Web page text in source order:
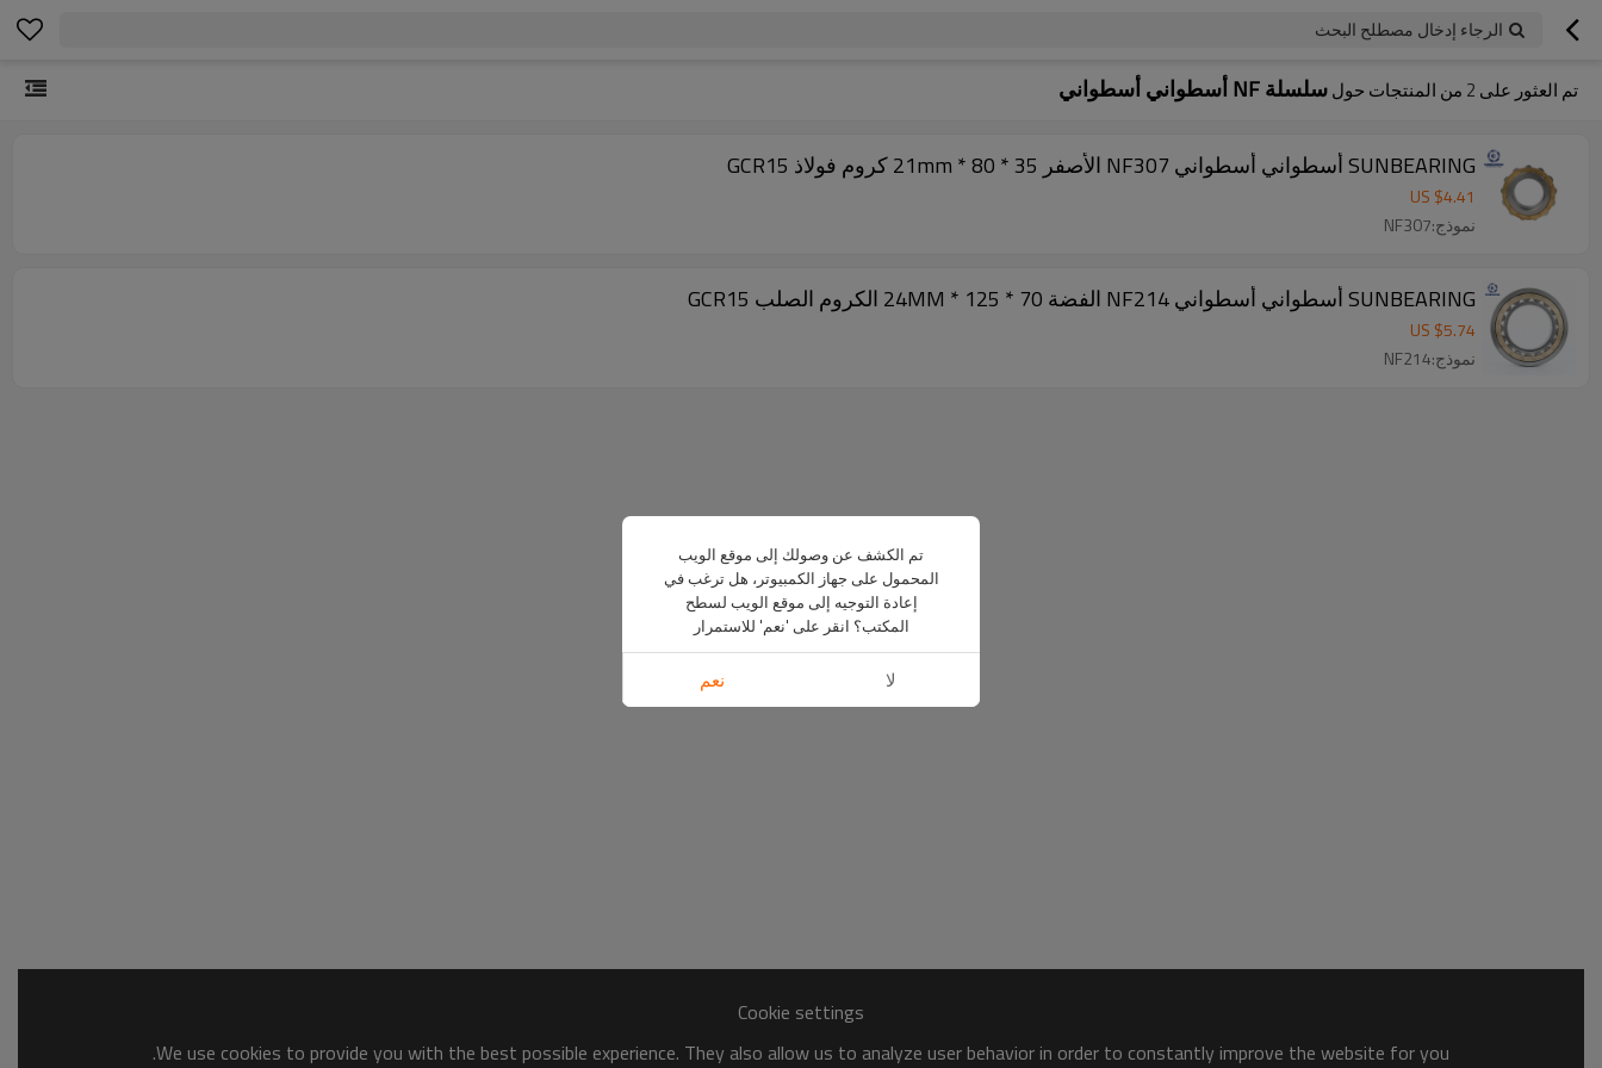
الرجاء إدخال مصطلح البحث
تم العثور على 2 من المنتجات حولسلسلة NF أسطواني أسطواني
SUNBEARING أسطواني أسطواني NF307 الأصفر 35 * 80 * 21mm كروم فولاذ GCR15
US $4.41
نموذج:NF307
SUNBEARING أسطواني أسطواني NF214 الفضة 70 * 125 * 24MM الكروم الصلب GCR15
US $5.74
نموذج:NF214
Cookie settings
We use cookies to provide you with the best possible experience. They also allow us to analyze user behavior in order to constantly improve the website for you.
تم الكشف عن وصولك إلى موقع الويب
المحمول على جهاز الكمبيوتر، هل ترغب في
إعادة التوجيه إلى موقع الويب لسطح
المكتب؟ انقر على 'نعم' للاستمرار
لا نعم